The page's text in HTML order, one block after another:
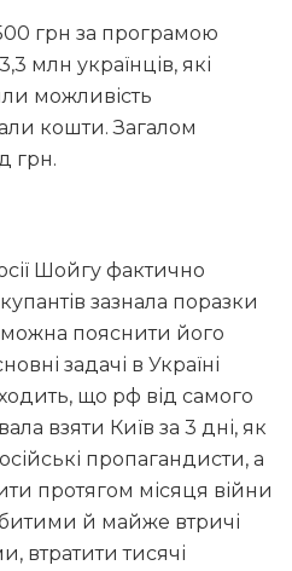
грн за програмою
млн українців, які
можливість
кошти. Загалом
грн.
Шойгу фактично
зазнала поразки
можна пояснити його
задачі в Україні
що рф від самого
взяти Київ за 3 дні, як
пропагандисти, а
протягом місяця війни
й майже втричі
втратити тисячі